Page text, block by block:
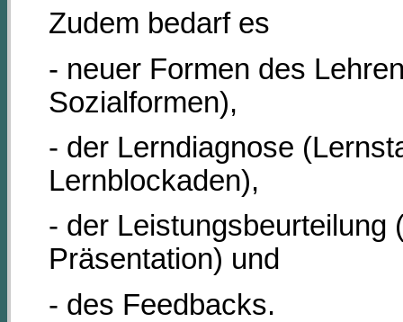
Zudem bedarf es
- neuer Formen des
Sozialformen),
- der Lerndiagnose
Lernblockaden),
- der Leistungsbeurteilung
Präsentation) und
- des Feedbacks.